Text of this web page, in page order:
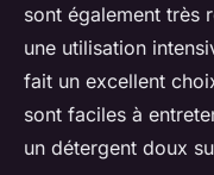
sont également très
une utilisation
fait un excellent
sont faciles à
un détergent doux